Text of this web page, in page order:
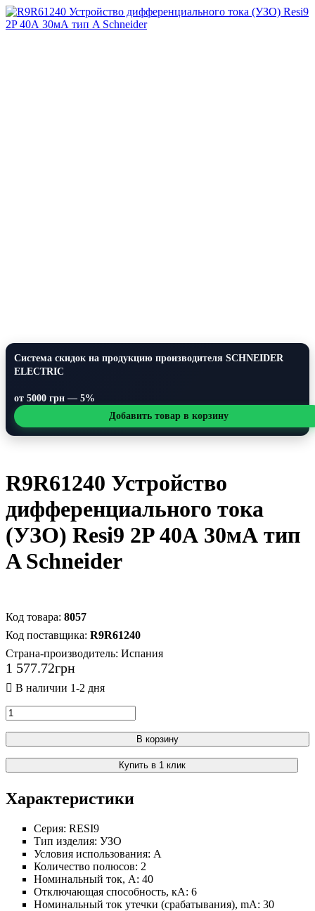
Система скидок на продукцию производителя SCHNEIDER
ELECTRIC
от 5000 грн — 5%
Добавить товар в корзину
R9R61240 Устройство
дифференциального тока
(УЗО) Resi9 2P 40А 30мА тип
A Schneider
8057
R9R61240
Страна-производитель: Испания
1 577.72грн
В корзину
Купить в 1 клик
Характеристики
Серия: RESI9
Тип изделия: УЗО
Условия использования: А
Количество полюсов: 2
Номинальный ток, А: 40
Отключающая способность, кА: 6
Номинальный ток утечки (срабатывания), mА: 30